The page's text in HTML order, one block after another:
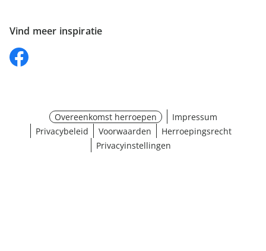
Vind meer inspiratie
Overeenkomst herroepen
Impressum
Privacybeleid
Voorwaarden
Herroepingsrecht
Privacyinstellingen